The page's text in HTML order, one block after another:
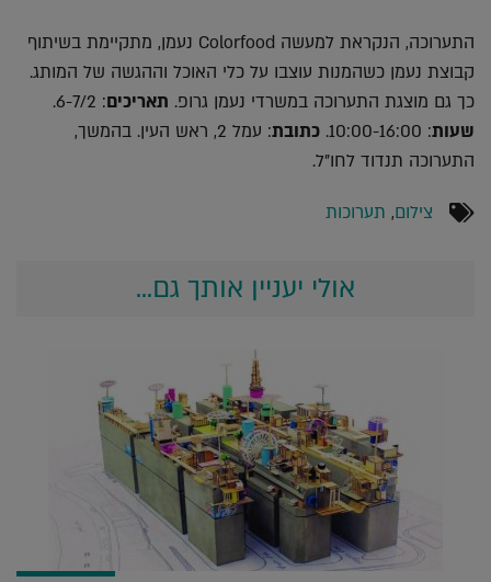
התערוכה, הנקראת למעשה Colorfood נעמן, מתקיימת בשיתוף
קבוצת נעמן כשהמנות עוצבו על כלי האוכל וההגשה של המותג.
כך גם מוצגת התערוכה במשרדי נעמן גרופ. תאריכים: 6-7/2.
שעות: 10:00-16:00. כתובת
: עמל 2, ראש העין. בהמשך,
התערוכה תנדוד לחו"ל.
צילום, תערוכות
אולי יעניין אותך גם...